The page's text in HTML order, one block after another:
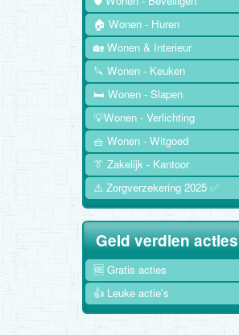
🏠 Wonen - Huren
🏡 Wonen & Interieur
🔪 Wonen - Keuken
🛏️ Wonen - Slapen
💡Wonen - Verlichting
🧺 Wonen - Witgoed
👔 Zakelijk - Kantoor
⚠️ Zorgverzekering 2025 ✅
Geld verdien acties
🆓 Gratis acties
👍 Leuke actie's